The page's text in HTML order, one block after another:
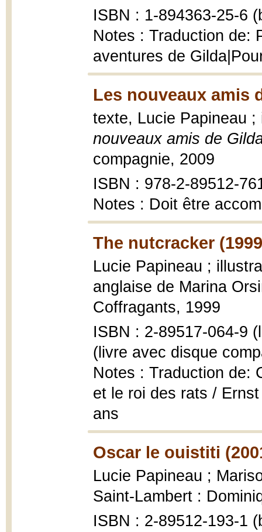
ISBN : 1-894363-25-6
Notes : Traduction de:
aventures de
Les nouveaux amis
texte, Lucie Papineau
nouveaux amis de
compagnie, 2009
ISBN : 978-2-89512-
Notes : Doit être
The nutcracker
Lucie Papineau ;
anglaise de Marina
Coffragants, 1999
ISBN : 2-89517-064-9
(livre avec disque
Notes : Traduction de:
et le roi des rats /
ans
Oscar le ouistiti
Lucie Papineau ;
Saint-Lambert :
ISBN : 2-89512-193-1